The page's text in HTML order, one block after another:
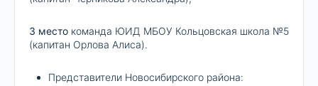
3 место команда ЮИД МБОУ Кольцовская школа №5
(капитан Орлова Алиса).
Представители Новосибирского района: